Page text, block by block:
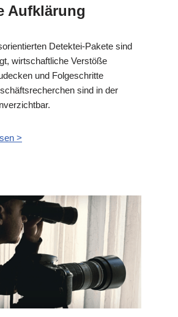
Aufklärung
Detektei-Pakete sind
wirtschaftliche Verstöße
und Folgeschritte
sind in der
>